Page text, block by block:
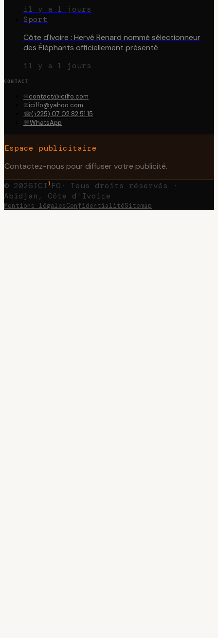
il y a 1 jours
Sport
Côte d'Ivoire : Hervé Renard nommé sélectionneur
des Éléphants officiellement présenté
il y a 1 jours
CONTACT
✉contact@ici1fo.com
✉ici1fo@yahoo.com
☎(+225) 07 02 82 51 15
💬WhatsApp
Espace publicitaire
Contactez-nous pour diffuser votre publicité.
© 2026ICI 1FO · Tous droits réservés ·
Abidjan, Côte d'Ivoire
Mentions légalesConfidentialitéSitemap